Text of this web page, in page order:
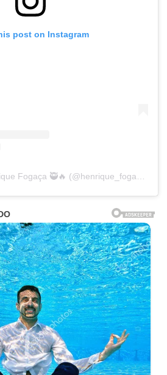
post on Instagram